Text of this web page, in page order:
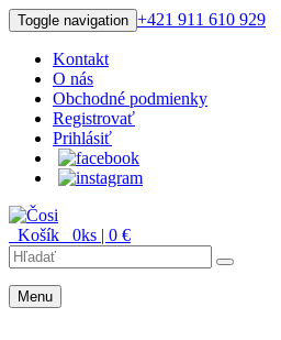
Toggle navigation +421 911 610 929
Kontakt
O nás
Obchodné podmienky
Registrovať
Prihlásiť
Košík 0ks | 0 €
Menu